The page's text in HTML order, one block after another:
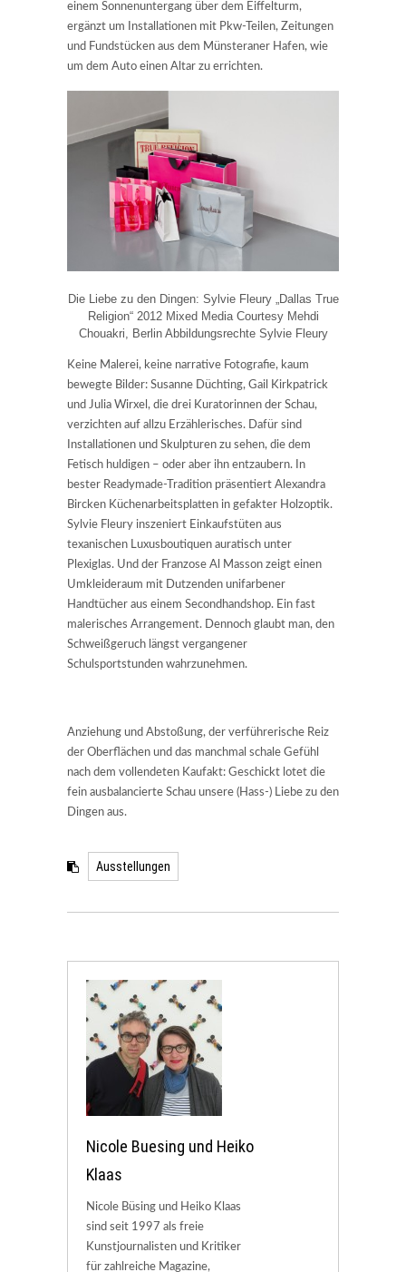
einem Sonnenuntergang über dem Eiffelturm,
ergänzt um Installationen mit Pkw-Teilen, Zeitungen
und Fundstücken aus dem Münsteraner Hafen, wie
um dem Auto einen Altar zu errichten.
Die Liebe zu den Dingen: Sylvie Fleury „Dallas True
Religion“ 2012 Mixed Media Courtesy Mehdi
Chouakri, Berlin Abbildungsrechte Sylvie Fleury
Keine Malerei, keine narrative Fotografie, kaum
bewegte Bilder: Susanne Düchting, Gail Kirkpatrick
und Julia Wirxel, die drei Kuratorinnen der Schau,
verzichten auf allzu Erzählerisches. Dafür sind
Installationen und Skulpturen zu sehen, die dem
Fetisch huldigen – oder aber ihn entzaubern. In
bester Readymade-Tradition präsentiert Alexandra
Bircken Küchenarbeitsplatten in gefakter Holzoptik.
Sylvie Fleury inszeniert Einkaufstüten aus
texanischen Luxusboutiquen auratisch unter
Plexiglas. Und der Franzose Al Masson zeigt einen
Umkleideraum mit Dutzenden unifarbener
Handtücher aus einem Secondhandshop. Ein fast
malerisches Arrangement. Dennoch glaubt man, den
Schweißgeruch längst vergangener
Schulsportstunden wahrzunehmen.
Anziehung und Abstoßung, der verführerische Reiz
der Oberflächen und das manchmal schale Gefühl
nach dem vollendeten Kaufakt: Geschickt lotet die
fein ausbalancierte Schau unsere (Hass-) Liebe zu den
Dingen aus.
Ausstellungen
Nicole Buesing und Heiko
Klaas
Nicole Büsing und Heiko Klaas
sind seit 1997 als freie
Kunstjournalisten und Kritiker
für zahlreiche Magazine,